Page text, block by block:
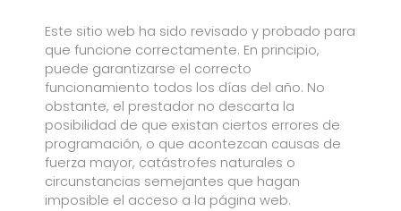
Este sitio web ha sido revisado y probado para
que funcione correctamente. En principio,
puede garantizarse el correcto
funcionamiento todos los días del año. No
obstante, el prestador no descarta la
posibilidad de que existan ciertos errores de
programación, o que acontezcan causas de
fuerza mayor, catástrofes naturales o
circunstancias semejantes que hagan
imposible el acceso a la página web.